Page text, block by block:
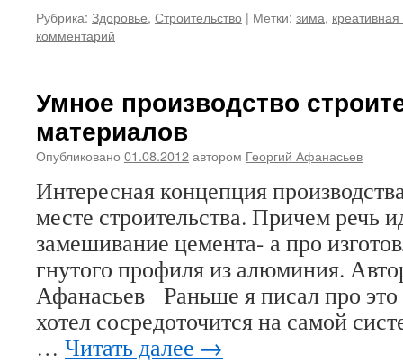
Рубрика: Здоровье, Строительство | Метки: зима,
комментарий
Умное производство
материалов
Опубликовано 01.08.2012автором Георгий Афанасьев
Интересная концепция
месте строительства. Причем речь
замешивание цемента- а про
гнутого профиля из алюминия.
Афанасьев Раньше я писал про
хотел сосредоточится на самой
… Читать далее →